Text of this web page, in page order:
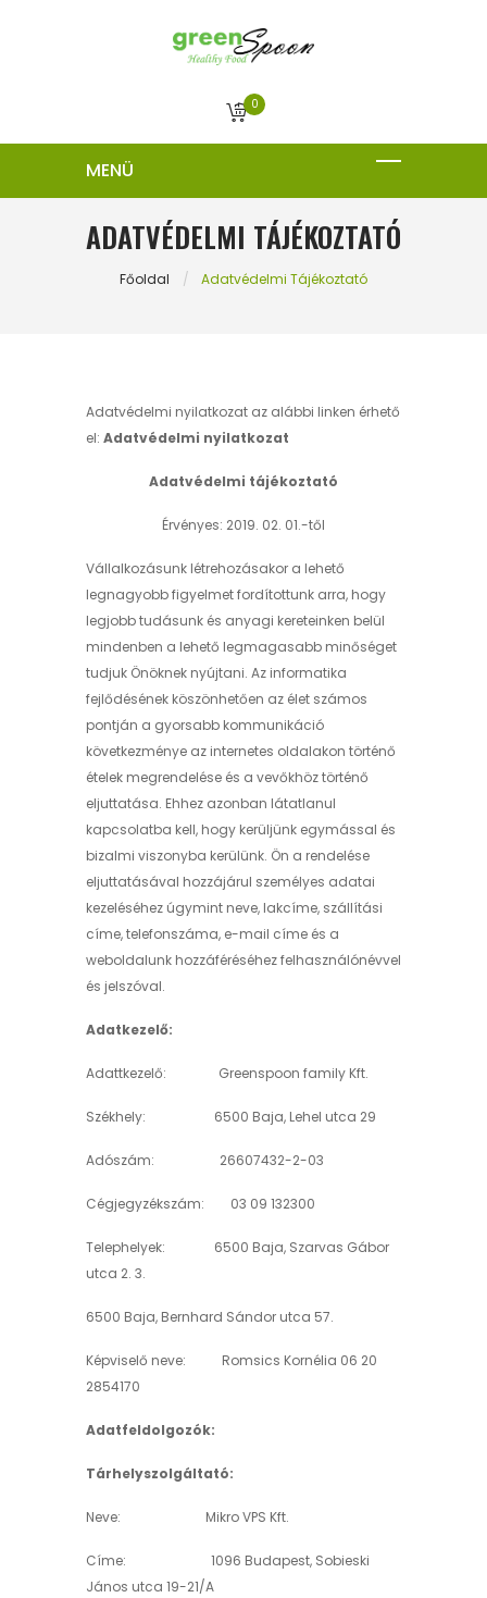
0
ADATVÉDELMI TÁJÉKOZTATÓ
Főoldal Adatvédelmi Tájékoztató
Adatvédelmi nyilatkozat az alábbi linken érhető
el: Adatvédelmi nyilatkozat
Adatvédelmi tájékoztató
Érvényes: 2019. 02. 01.-től
Vállalkozásunk létrehozásakor a lehető
legnagyobb figyelmet fordítottunk arra, hogy
legjobb tudásunk és anyagi kereteinken belül
mindenben a lehető legmagasabb minőséget
tudjuk Önöknek nyújtani. Az informatika
fejlődésének köszönhetően az élet számos
pontján a gyorsabb kommunikáció
következménye az internetes oldalakon történő
ételek megrendelése és a vevőkhöz történő
eljuttatása. Ehhez azonban látatlanul
kapcsolatba kell, hogy kerüljünk egymással és
bizalmi viszonyba kerülünk. Ön a rendelése
eljuttatásával hozzájárul személyes adatai
kezeléséhez úgymint neve, lakcíme, szállítási
címe, telefonszáma, e-mail címe és a
weboldalunk hozzáféréséhez felhasználónévvel
és jelszóval.
Adatkezelő:
Adattkezelő: Greenspoon family Kft.
Székhely: 6500 Baja, Lehel utca 29
Adószám: 26607432-2-03
Cégjegyzékszám: 03 09 132300
Telephelyek: 6500 Baja, Szarvas Gábor
utca 2. 3.
6500 Baja, Bernhard Sándor utca 57.
Képviselő neve: Romsics Kornélia 06 20
2854170
Adatfeldolgozók:
Tárhelyszolgáltató:
Neve: Mikro VPS Kft.
Címe: 1096 Budapest, Sobieski
János utca 19-21/A